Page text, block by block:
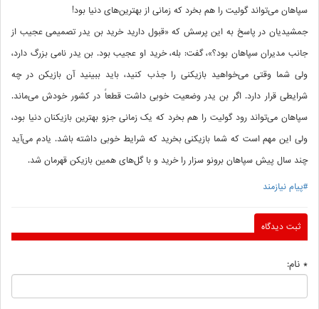
سپاهان می‌تواند گولیت را هم بخرد که زمانی از بهترین‌های دنیا بود!
جمشیدیان در پاسخ به این پرسش که «قبول دارید خرید بن یدر تصمیمی عجیب از
جانب مدیران سپاهان بود؟»، گفت: بله، خرید او عجیب بود. بن یدر نامی بزرگ دارد،
ولی شما وقتی می‌خواهید بازیکنی را جذب کنید، باید ببینید آن بازیکن در چه
شرایطی قرار دارد. اگر بن یدر وضعیت خوبی داشت قطعاً در کشور خودش می‌ماند.
سپاهان می‌تواند رود گولیت را هم بخرد که یک زمانی جزو بهترین بازیکنان دنیا بود،
ولی این مهم است که شما بازیکنی بخرید که شرایط خوبی داشته باشد. یادم می‌آید
چند سال پیش سپاهان برونو سزار را خرید و با گل‌های همین بازیکن قهرمان شد.
#پیام نیازمند
ثبت دیدگاه
* نام: